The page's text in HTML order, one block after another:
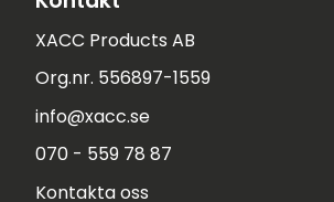
XACC Products AB
Org.nr. 556897-1559
info@xacc.se
070 - 559 78 87
Kontakta oss